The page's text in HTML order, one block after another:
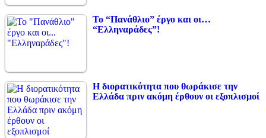
Το “Πανάθλιο” έργο και οι…
“Ελληναράδες”!
Η διορατικότητα που θωράκισε την
Ελλάδα πριν ακόμη έρθουν οι εξοπλισμοί